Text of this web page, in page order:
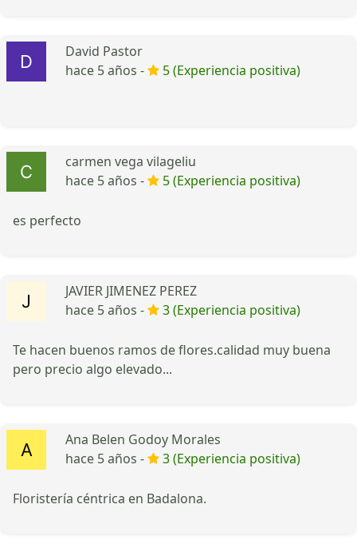
David Pastor
hace 5 años -
5 (Experiencia positiva)
carmen vega vilageliu
hace 5 años -
5 (Experiencia positiva)
es perfecto
JAVIER JIMENEZ PEREZ
hace 5 años -
3 (Experiencia positiva)
Te hacen buenos ramos de flores.calidad muy buena
pero precio algo elevado...
Ana Belen Godoy Morales
hace 5 años -
3 (Experiencia positiva)
Floristería céntrica en Badalona.